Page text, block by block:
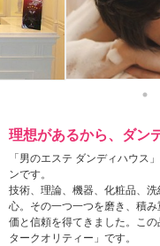
理想があるから、ダン
「男のエステ ダンディハウス
ンです。
技術、理論、機器、化粧品、
心。その一つ一つを磨き、積
価と信頼を得てきました。こ
タークオリティー」です。